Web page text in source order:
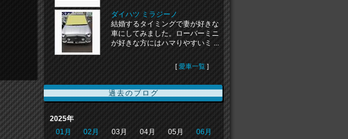
ダイハツ ミラジーノ
結婚するタイミングで妻が好きな
車にしてみました。ローバーミニ
が好きな方にはハマりやすいミ ...
[ 愛車一覧 ]
過去のブログ
2025年
01月
02月 03月 04月 05月
06月